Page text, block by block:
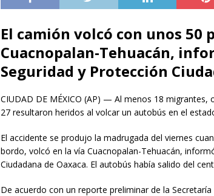
El camión volcó con unos 50
Cuacnopalan-Tehuacán,
Seguridad y Protección
CIUDAD DE MÉXICO (AP) — Al menos 18
27 resultaron heridos al volcar un autobús en el
El accidente se produjo la madrugada del viernes
bordo, volcó en la vía Cuacnopalan-Tehuacán,
Ciudadana de Oaxaca. El autobús había salido del
De acuerdo con un reporte preliminar de la